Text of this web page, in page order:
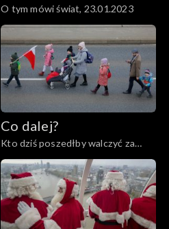
O tym mówi świat, 23.01.2023
Co dalej?
Kto dziś poszedłby walczyć za
Polskę?, 10.01.2023